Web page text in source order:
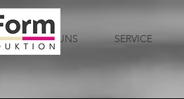
ÜBER UNS SERVICE